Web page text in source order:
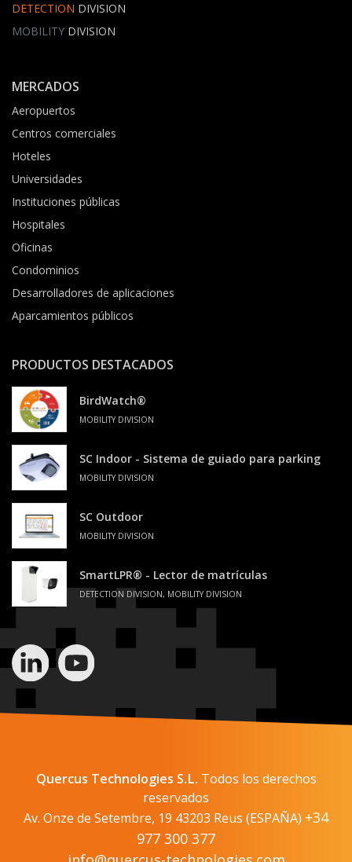
DETECTION DIVISION
MOBILITY DIVISION
MERCADOS
Aeropuertos
Centros comerciales
Hoteles
Universidades
Instituciones públicas
Hospitales
Oficinas
Condominios
Desarrolladores de aplicaciones
Aparcamientos públicos
PRODUCTOS DESTACADOS
BirdWatch®
MOBILITY DIVISION
SC Indoor - Sistema de guiado para parking
MOBILITY DIVISION
SC Outdoor
MOBILITY DIVISION
SmartLPR® - Lector de matrículas
DETECTION DIVISION, MOBILITY DIVISION
Quercus Technologies S.L. Todos los derechos
reservados
Av. Onze de Setembre, 19 43203 Reus (ESPAÑA) +34
977 300 377